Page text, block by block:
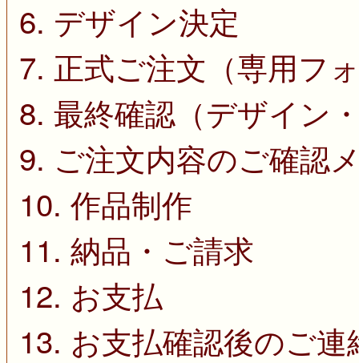
6. デザイン決定
7. 正式ご注文（専用フ
8. 最終確認（デザイン
9. ご注文内容のご確認
10. 作品制作
11. 納品・ご請求
12. お支払
13. お支払確認後のご